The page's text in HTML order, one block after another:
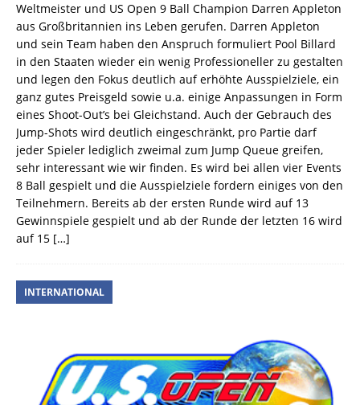
Weltmeister und US Open 9 Ball Champion Darren Appleton
aus Großbritannien ins Leben gerufen. Darren Appleton
und sein Team haben den Anspruch formuliert Pool Billard
in den Staaten wieder ein wenig Professioneller zu gestalten
und legen den Fokus deutlich auf erhöhte Ausspielziele, ein
ganz gutes Preisgeld sowie u.a. einige Anpassungen in Form
eines Shoot-Out’s bei Gleichstand. Auch der Gebrauch des
Jump-Shots wird deutlich eingeschränkt, pro Partie darf
jeder Spieler lediglich zweimal zum Jump Queue greifen,
sehr interessant wie wir finden. Es wird bei allen vier Events
8 Ball gespielt und die Ausspielziele fordern einiges von den
Teilnehmern. Bereits ab der ersten Runde wird auf 13
Gewinnspiele gespielt und ab der Runde der letzten 16 wird
auf 15 […]
INTERNATIONAL